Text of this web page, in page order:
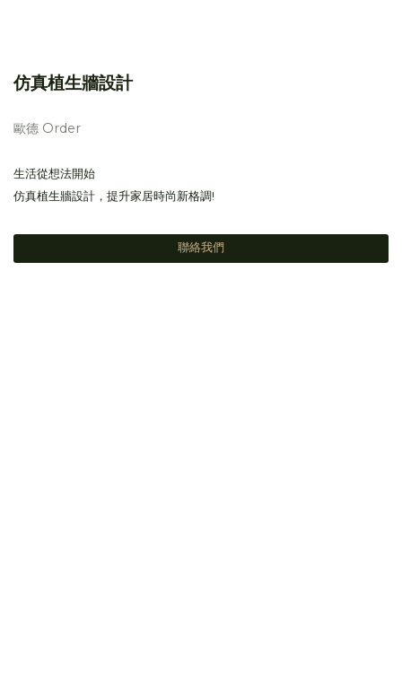
仿真植生牆設計
歐德 Order
生活從想法開始
仿真植生牆設計，提升家居時尚新格調!
聯絡我們